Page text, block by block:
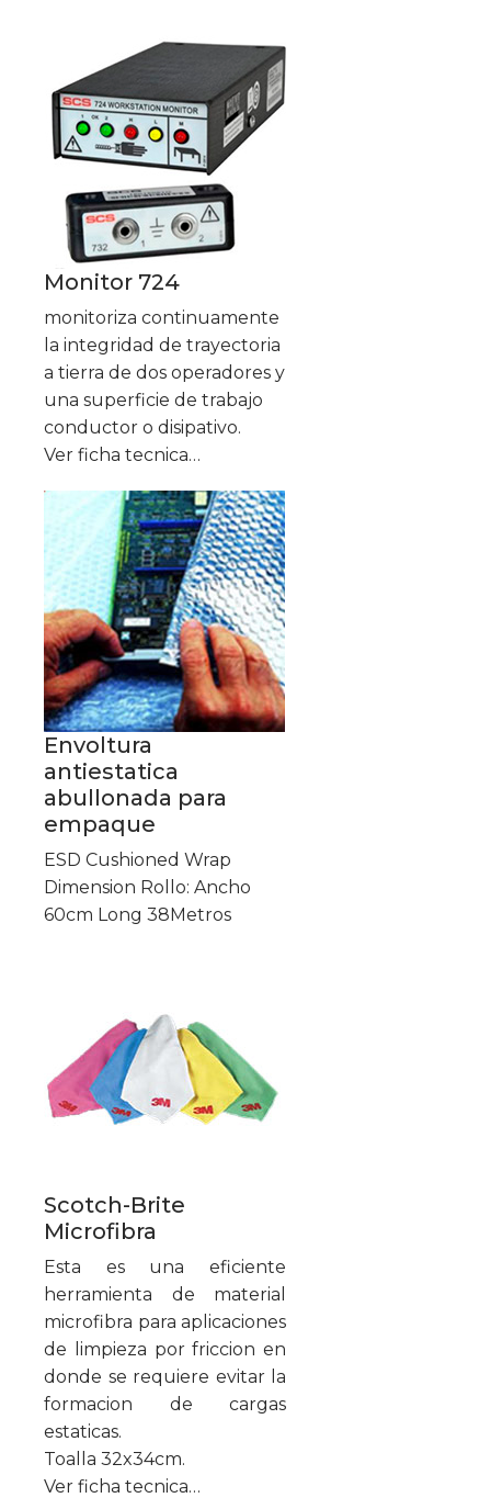
Monitor 724
monitoriza continuamente
la integridad de trayectoria
a tierra de dos operadores y
una superficie de trabajo
conductor o disipativo.
Ver ficha tecnica…
Envoltura
antiestatica
abullonada para
empaque
ESD Cushioned Wrap
Dimension Rollo: Ancho
60cm Long 38Metros
Scotch-Brite
Microfibra
Esta es una eficiente
herramienta de material
microfibra para aplicaciones
de limpieza por friccion en
donde se requiere evitar la
formacion de cargas
estaticas.
Toalla 32x34cm.
Ver ficha tecnica…